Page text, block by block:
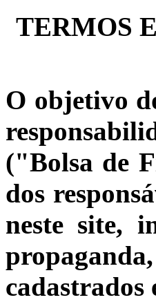
TERMOS
O objetivo
("Bolsa de
dos
neste site,
cadastrados